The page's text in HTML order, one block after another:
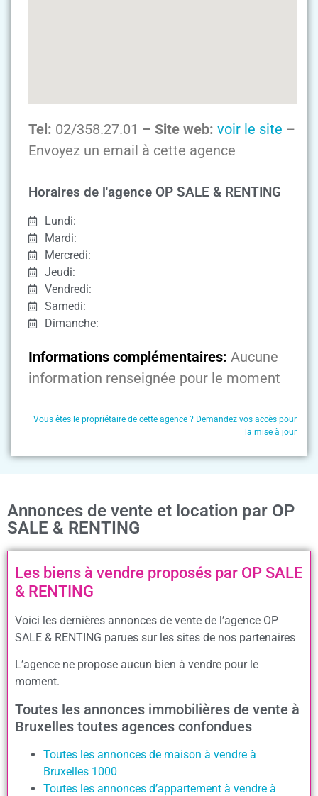
Tel: 02/358.27.01 – Site web: voir le site –
Envoyez un email à cette agence
Horaires de l'agence OP SALE & RENTING
Lundi:
Mardi:
Mercredi:
Jeudi:
Vendredi:
Samedi:
Dimanche:
Informations complémentaires: Aucune
information renseignée pour le moment
Vous êtes le propriétaire de cette agence ? Demandez vos accès pour
la mise à jour
Annonces de vente et location par OP
SALE & RENTING
Les biens à vendre proposés par OP SALE
& RENTING
Voici les dernières annonces de vente de l’agence OP
SALE & RENTING parues sur les sites de nos partenaires
L’agence ne propose aucun bien à vendre pour le
moment.
Toutes les annonces immobilières de vente à
Bruxelles toutes agences confondues
Toutes les annonces de maison à vendre à
Bruxelles 1000
Toutes les annonces d’appartement à vendre à